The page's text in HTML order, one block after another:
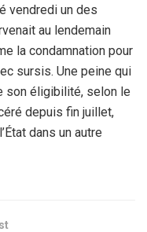
vendredi un des
au lendemain
la condamnation pour
sursis. Une peine qui
son éligibilité, selon le
depuis fin juillet,
dans un autre